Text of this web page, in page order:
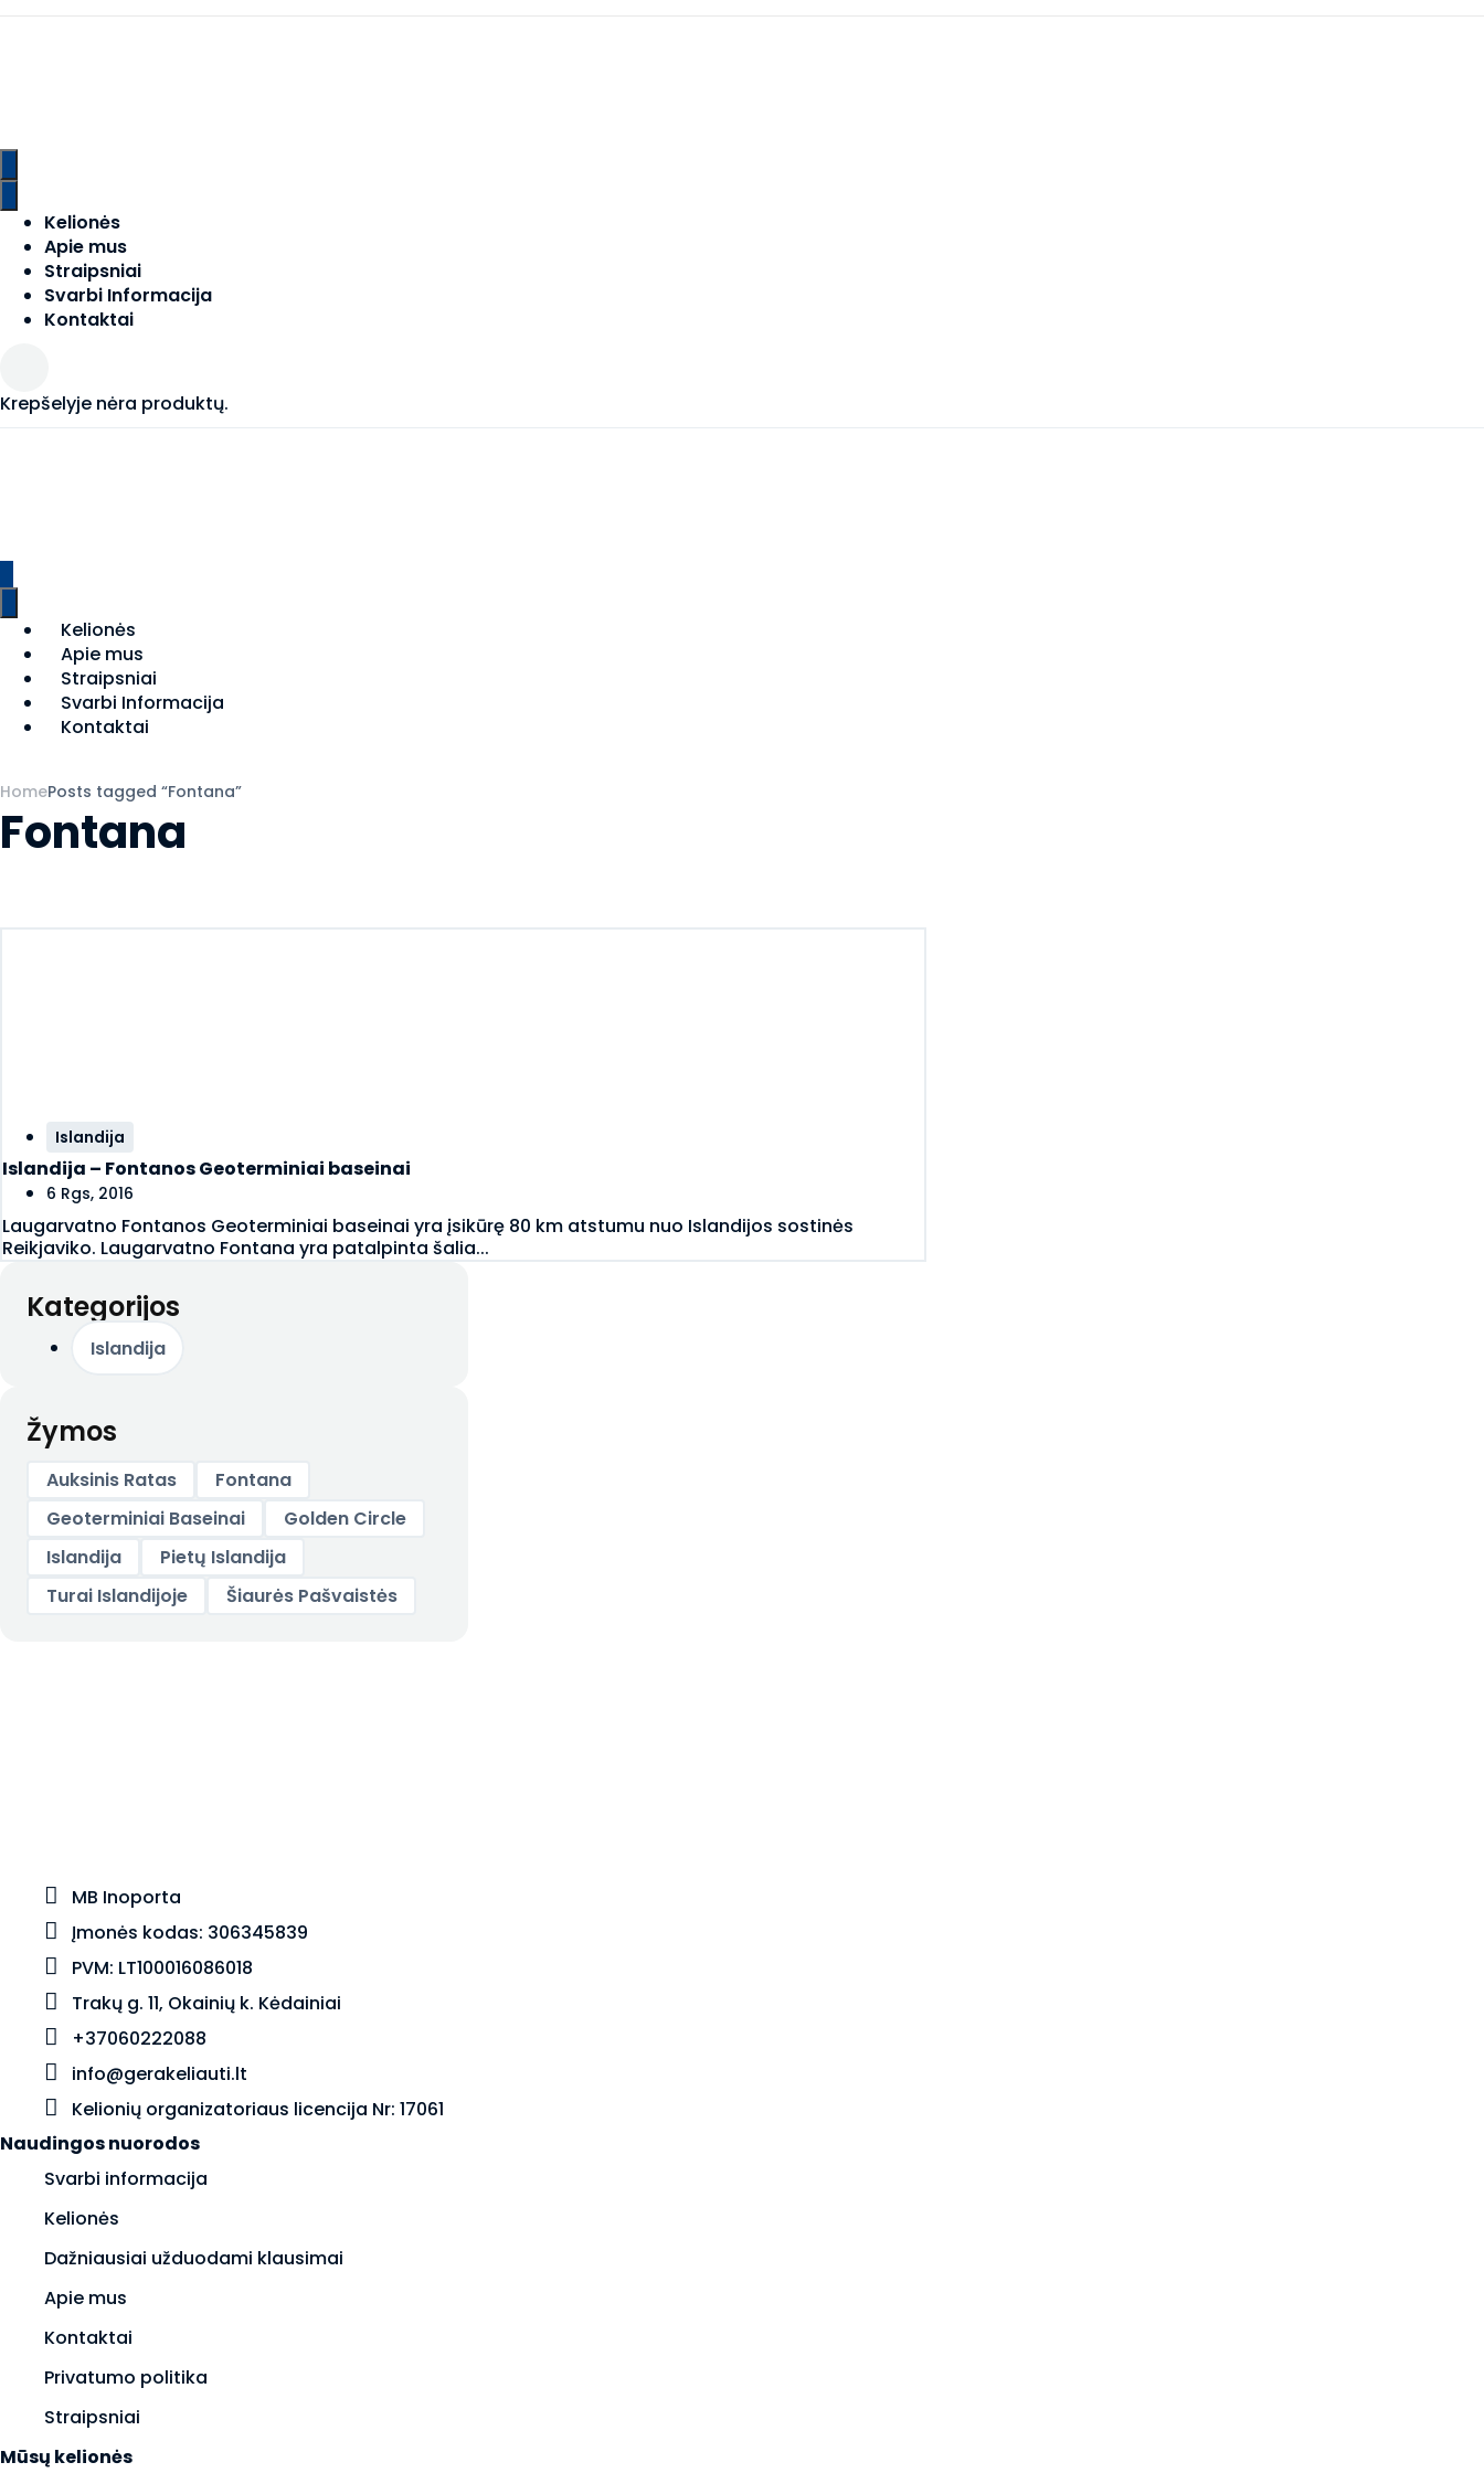
Kelionės
Apie mus
Straipsniai
Svarbi Informacija
Kontaktai
Krepšelyje nėra produktų.
Kelionės
Apie mus
Straipsniai
Svarbi Informacija
Kontaktai
HomePosts tagged “Fontana”
Fontana
Islandija
Islandija – Fontanos Geoterminiai baseinai
6 Rgs, 2016
Laugarvatno Fontanos Geoterminiai baseinai yra įsikūrę 80 km atstumu nuo Islandijos sostinės
Reikjaviko. Laugarvatno Fontana yra patalpinta šalia...
Kategorijos
Islandija
Žymos
Auksinis Ratas
Fontana
Geoterminiai Baseinai
Golden Circle
Islandija
Pietų Islandija
Turai Islandijoje
Šiaurės Pašvaistės
MB Inoporta
Įmonės kodas: 306345839
PVM: LT100016086018
Trakų g. 11, Okainių k. Kėdainiai
+37060222088
info@gerakeliauti.lt
Kelionių organizatoriaus licencija Nr: 17061
Naudingos nuorodos
Svarbi informacija
Kelionės
Dažniausiai užduodami klausimai
Apie mus
Kontaktai
Privatumo politika
Straipsniai
Mūsų kelionės